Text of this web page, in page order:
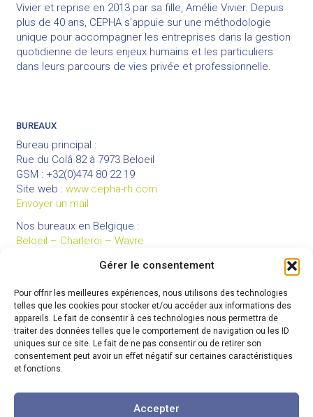
Gérer le consentement
Pour offrir les meilleures expériences, nous utilisons des technologies
telles que les cookies pour stocker et/ou accéder aux informations des
appareils. Le fait de consentir à ces technologies nous permettra de
traiter des données telles que le comportement de navigation ou les ID
uniques sur ce site. Le fait de ne pas consentir ou de retirer son
consentement peut avoir un effet négatif sur certaines caractéristiques
et fonctions.
Accepter
Vivier et reprise en 2013 par sa fille, Amélie Vivier. Depuis
plus de 40 ans, CEPHA s’appuie sur une méthodologie
unique pour accompagner les entreprises dans la gestion
quotidienne de leurs enjeux humains et les particuliers
dans leurs parcours de vies privée et professionnelle.
BUREAUX
Bureau principal :
Rue du Colâ 82 à 7973 Beloeil
GSM : +32(0)474 80 22 19
Site web : www.cepha-rh.com
Envoyer un mail
Nos bureaux en Belgique :
Beloeil – Charleroi – Wavre
LIENS UTILES
Mentions légales
Conditions générales de vente
Politique de confidentialité
Partenaires
Code de déontologie